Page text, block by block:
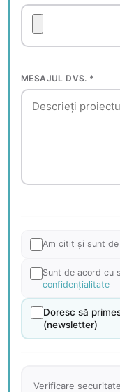
MESAJUL DVS. *
Am citit și sunt
Sunt de acord cu
confidențialitate
Doresc să
(newsletter)
Verificare